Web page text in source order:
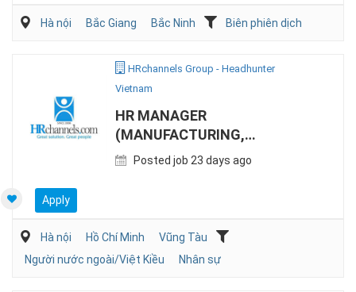
Hà nội Bắc Giang Bắc Ninh Biên phiên dịch
HRchannels Group - Headhunter
Vietnam
HR MANAGER
(MANUFACTURING,
LOCAL/CHINESE/TAIWANESE
Posted job 23 days ago
Apply
Hà nội Hồ Chí Minh
Vũng Tàu
Người nước ngoài/Việt Kiều
Nhân sự